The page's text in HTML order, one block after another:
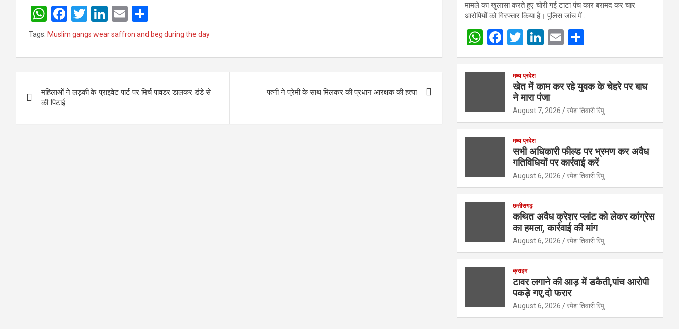
W
h
s
p
p
F
a
b
o
T
wi
er
Li
n
dI
E
m h
e
Tags: Muslim gangs wear saffron and beg during the day
navigation
महिलाओं ने लड़की के प्राइवेट पार्ट पर मिर्च पावडर डालकर डंडे से
की पिटाई
पत्नी ने प्रेमी के साथ मिलकर की प्रधान आरक्षक की हत्या
मामले का खुलासा करते हुए चोरी गई टाटा पंच कार बरामद कर चार
आरोपियों को गिरफ्तार किया है। पुलिस जांच में…
W
h
at
p
p
F
a
ce
o
k
T
wi
tt
er
Li
n
dI
n
E
m h
e
मध्य प्रदेश
खेत में काम कर रहे युवक के चेहरे पर बाघ
ने मारा पंजा
August 7, 2026 रमेश तिवारी रिपु
मध्य प्रदेश
सभी अधिकारी फील्ड पर भ्रमण कर अवैध
गतिविधियों पर कार्रवाई करें
August 6, 2026 रमेश तिवारी रिपु
छत्तीसगढ़
कथित अवैध क्रेशर प्लांट को लेकर कांग्रेस
का हमला, कार्रवाई की मांग
August 6, 2026 रमेश तिवारी रिपु
क्राइम
टावर लगाने की आड़ में डकैती,पांच आरोपी
पकड़े गए,दो फरार
August 6, 2026 रमेश तिवारी रिपु